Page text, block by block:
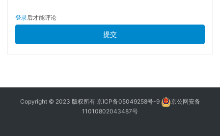
登录后才能评论
提交
Copyright © 2023 版权所有 京ICP备05049258号-9
京公网安备
11010802043487号